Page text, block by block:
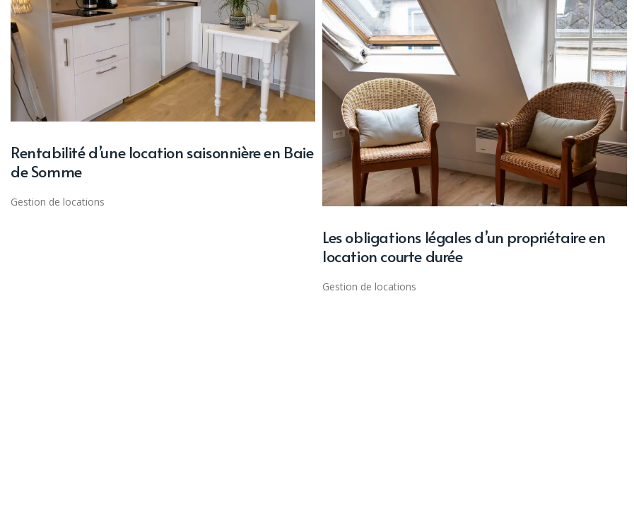
Rentabilité d’une location saisonnière en Baie
de Somme
Gestion de locations
Les obligations légales d’un propriétaire en
location courte durée
Gestion de locations